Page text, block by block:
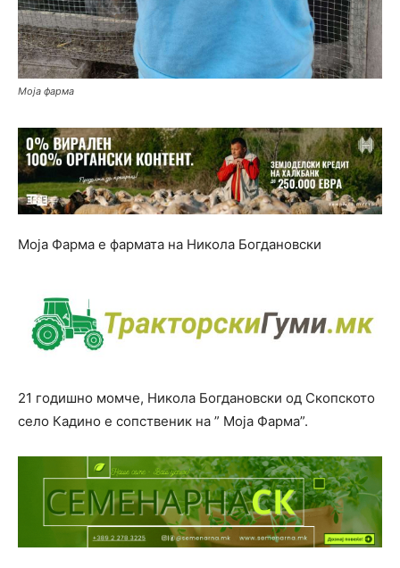
Моја фарма
Моја Фарма е фармата на Никола Богдановски
21 годишно момче, Никола Богдановски од Скопското
село Кадино е сопственик на ” Моја Фарма”.